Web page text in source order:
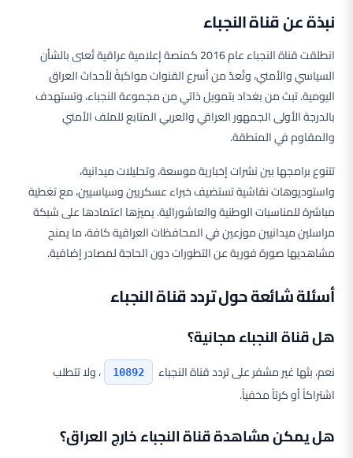
نبذة عن قناة النجباء
انطلقت قناة النجباء عام 2016 كمنصة إعلامية عراقية تُعنى بالشأن
السياسي والأمني، وتُعدّ من أسرع القنوات مواكبةً لأحداث العراق
اليومية. تبث من بغداد بتمويل ذاتي من مجموعة النجباء، وتستهدف
بالدرجة الأولى الجمهور العراقي والعربي المتابع للملف الأمني
والمقاوم في المنطقة.
تتنوع برامجها بين نشرات إخبارية موسعة، وتحليلات ميدانية،
واستوديوهات نقاشية تستضيف خبراء عسكريين وسياسيين، مع تغطية
مباشرة للمناسبات الوطنية والعاشورائية. يميزها اعتمادها على شبكة
مراسلين ميدانيين موزعين في المحافظات العراقية كافة، ما يمنح
مشاهديها صورة فورية عن التطورات دون الحاجة لمصادر إضافية.
أسئلة شائعة حول تردد قناة النجباء
هل قناة النجباء مجانية؟
نعم، بثها غير مشفر على تردد قناة النجباء 10892
، ولا تتطلب
اشتراكاً أو كرتاً مخفياً.
هل يمكن مشاهدة قناة النجباء خارج العراق؟